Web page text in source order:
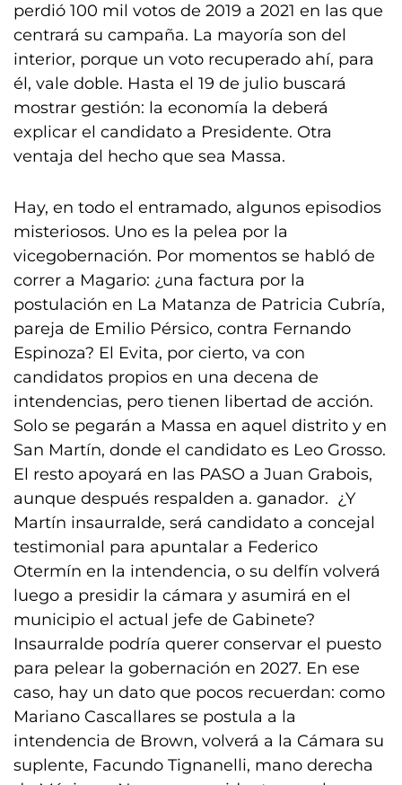
perdió 100 mil votos de 2019 a 2021 en las que
centrará su campaña. La mayoría son del
interior, porque un voto recuperado ahí, para
él, vale doble. Hasta el 19 de julio buscará
mostrar gestión: la economía la deberá
explicar el candidato a Presidente. Otra
ventaja del hecho que sea Massa.
Hay, en todo el entramado, algunos episodios
misteriosos. Uno es la pelea por la
vicegobernación. Por momentos se habló de
correr a Magario: ¿una factura por la
postulación en La Matanza de Patricia Cubría,
pareja de Emilio Pérsico, contra Fernando
Espinoza? El Evita, por cierto, va con
candidatos propios en una decena de
intendencias, pero tienen libertad de acción.
Solo se pegarán a Massa en aquel distrito y en
San Martín, donde el candidato es Leo Grosso.
El resto apoyará en las PASO a Juan Grabois,
aunque después respalden a. ganador. ¿Y
Martín insaurralde, será candidato a concejal
testimonial para apuntalar a Federico
Otermín en la intendencia, o su delfín volverá
luego a presidir la cámara y asumirá en el
municipio el actual jefe de Gabinete?
Insaurralde podría querer conservar el puesto
para pelear la gobernación en 2027. En ese
caso, hay un dato que pocos recuerdan: como
Mariano Cascallares se postula a la
intendencia de Brown, volverá a la Cámara su
suplente, Facundo Tignanelli, mano derecha